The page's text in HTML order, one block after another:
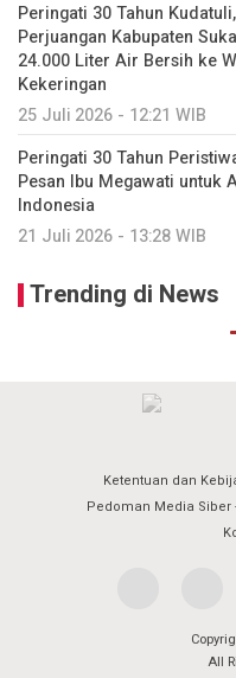
Peringati 30 Tahun
Perjuangan Kabupaten
24.000 Liter Air Bersih ke
Kekeringan
25 Juli 2026 - 12:21 WIB
Peringati 30 Tahun
Pesan Ibu Megawati untuk
Indonesia
21 Juli 2026 - 13:28 WIB
Trending di News
Ketentuan dan
Pedoman Media Siber
All